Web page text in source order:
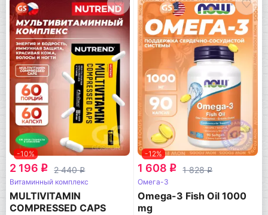
-10%
2 196 q 2 440q
Витаминный комплекс
MULTIVITAMIN
COMPRESSED CAPS
-12%
1 608 q 1 828q
Омега-3
Omega-3 Fish Oil 1000
mg